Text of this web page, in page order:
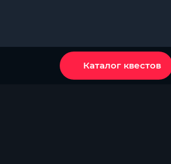
Каталог квестов